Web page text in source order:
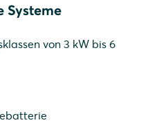
Systeme
von 3 kW bis 6